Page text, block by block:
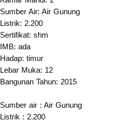
Sumber Air: Air Gunung
Listrik: 2.200
Sertifikat: shm
IMB: ada
Hadap: timur
Lebar Muka: 12
Bangunan Tahun: 2015
Sumber air : Air Gunung
Listrik : 2.200